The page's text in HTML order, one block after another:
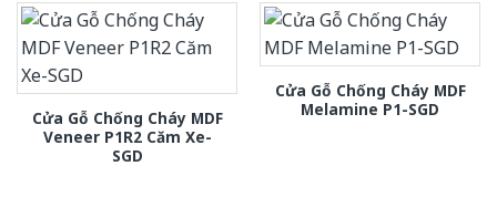
Cửa Gỗ Chống Cháy MDF
Veneer P1R2 Căm Xe-
SGD
Cửa Gỗ Chống Cháy MDF
Melamine P1-SGD